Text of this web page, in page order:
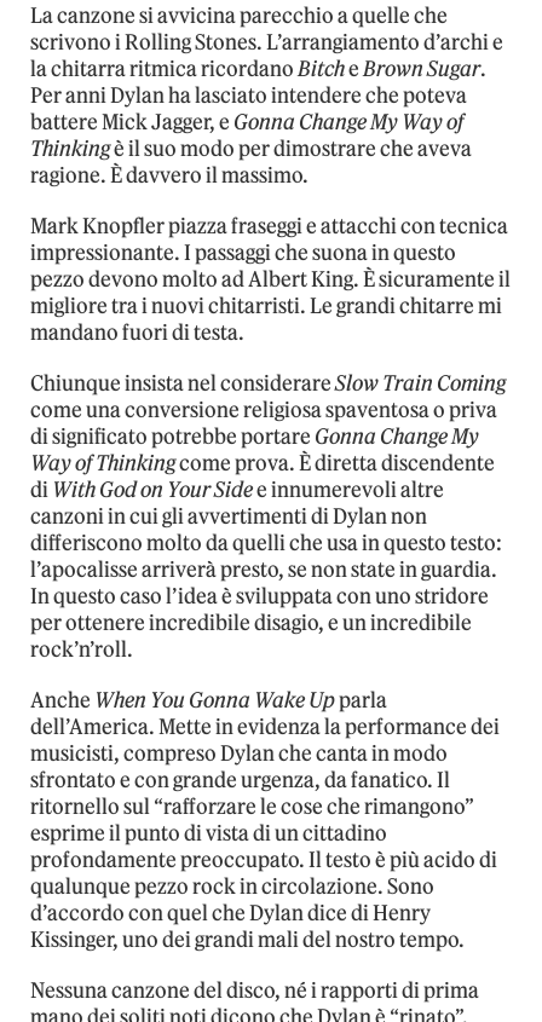
La canzone si avvicina parecchio a quelle che
scrivono i Rolling Stones. L’arrangiamento d’archi e
la chitarra ritmica ricordanoBitcheBrown Sugar.
Per anni Dylan ha lasciato intendere che poteva
battere Mick Jagger, e Gonna Change My Way of
Thinkingè il suo modo per dimostrare che aveva
ragione. È davvero il massimo.
Mark Knopfler piazza fraseggi e attacchi con tecnica
impressionante. I passaggi che suona in questo
pezzo devono molto ad Albert King. È sicuramente il
migliore tra i nuovi chitarristi. Le grandi chitarre mi
mandano fuori di testa.
Chiunque insista nel considerareSlow Train Coming
come una conversione religiosa spaventosa o priva
di significato potrebbe portare Gonna Change My
Way of Thinkingcome prova. È diretta discendente
di With God on Your Sidee innumerevoli altre
canzoni in cui gli avvertimenti di Dylan non
differiscono molto da quelli che usa in questo testo:
l’apocalisse arriverà presto, se non state in guardia.
In questo caso l’idea è sviluppata con uno stridore
per ottenere incredibile disagio, e un incredibile
rock’n’roll.
Anche When You Gonna Wake Upparla
dell’America. Mette in evidenza la performance dei
musicisti, compreso Dylan che canta in modo
sfrontato e con grande urgenza, da fanatico. Il
ritornello sul “rafforzare le cose che rimangono”
esprime il punto di vista di un cittadino
profondamente preoccupato. Il testo è più acido di
qualunque pezzo rock in circolazione. Sono
d’accordo con quel che Dylan dice di Henry
Kissinger, uno dei grandi mali del nostro tempo.
Nessuna canzone del disco, né i rapporti di prima